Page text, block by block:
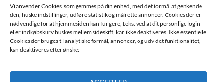
Vi anvender Cookies, som gemmes på din enhed, med det formål at genkende
den, huske indstillinger, udføre statistik og målrette annoncer. Cookies der er
nødvendige for at hjemmesiden kan fungere, f.eks. ved at dit personlige login
eller indkøbskurv huskes mellem sideskift, kan ikke deaktiveres. Ikke essentielle
Cookies der bruges til analytiske formål, annoncer, og udvidet funktionalitet,
kan deaktiveres efter ønske:
Jeg ønsker at modtage mails fra TJdata!